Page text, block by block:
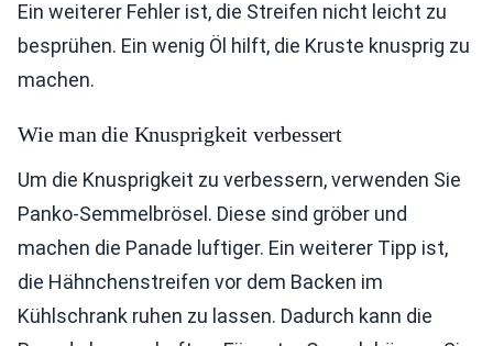
Ein weiterer Fehler ist, die Streifen nicht leicht zu
besprühen. Ein wenig Öl hilft, die Kruste knusprig zu
machen.
Wie man die Knusprigkeit verbessert
Um die Knusprigkeit zu verbessern, verwenden Sie
Panko-Semmelbrösel. Diese sind gröber und
machen die Panade luftiger. Ein weiterer Tipp ist,
die Hähnchenstreifen vor dem Backen im
Kühlschrank ruhen zu lassen. Dadurch kann die